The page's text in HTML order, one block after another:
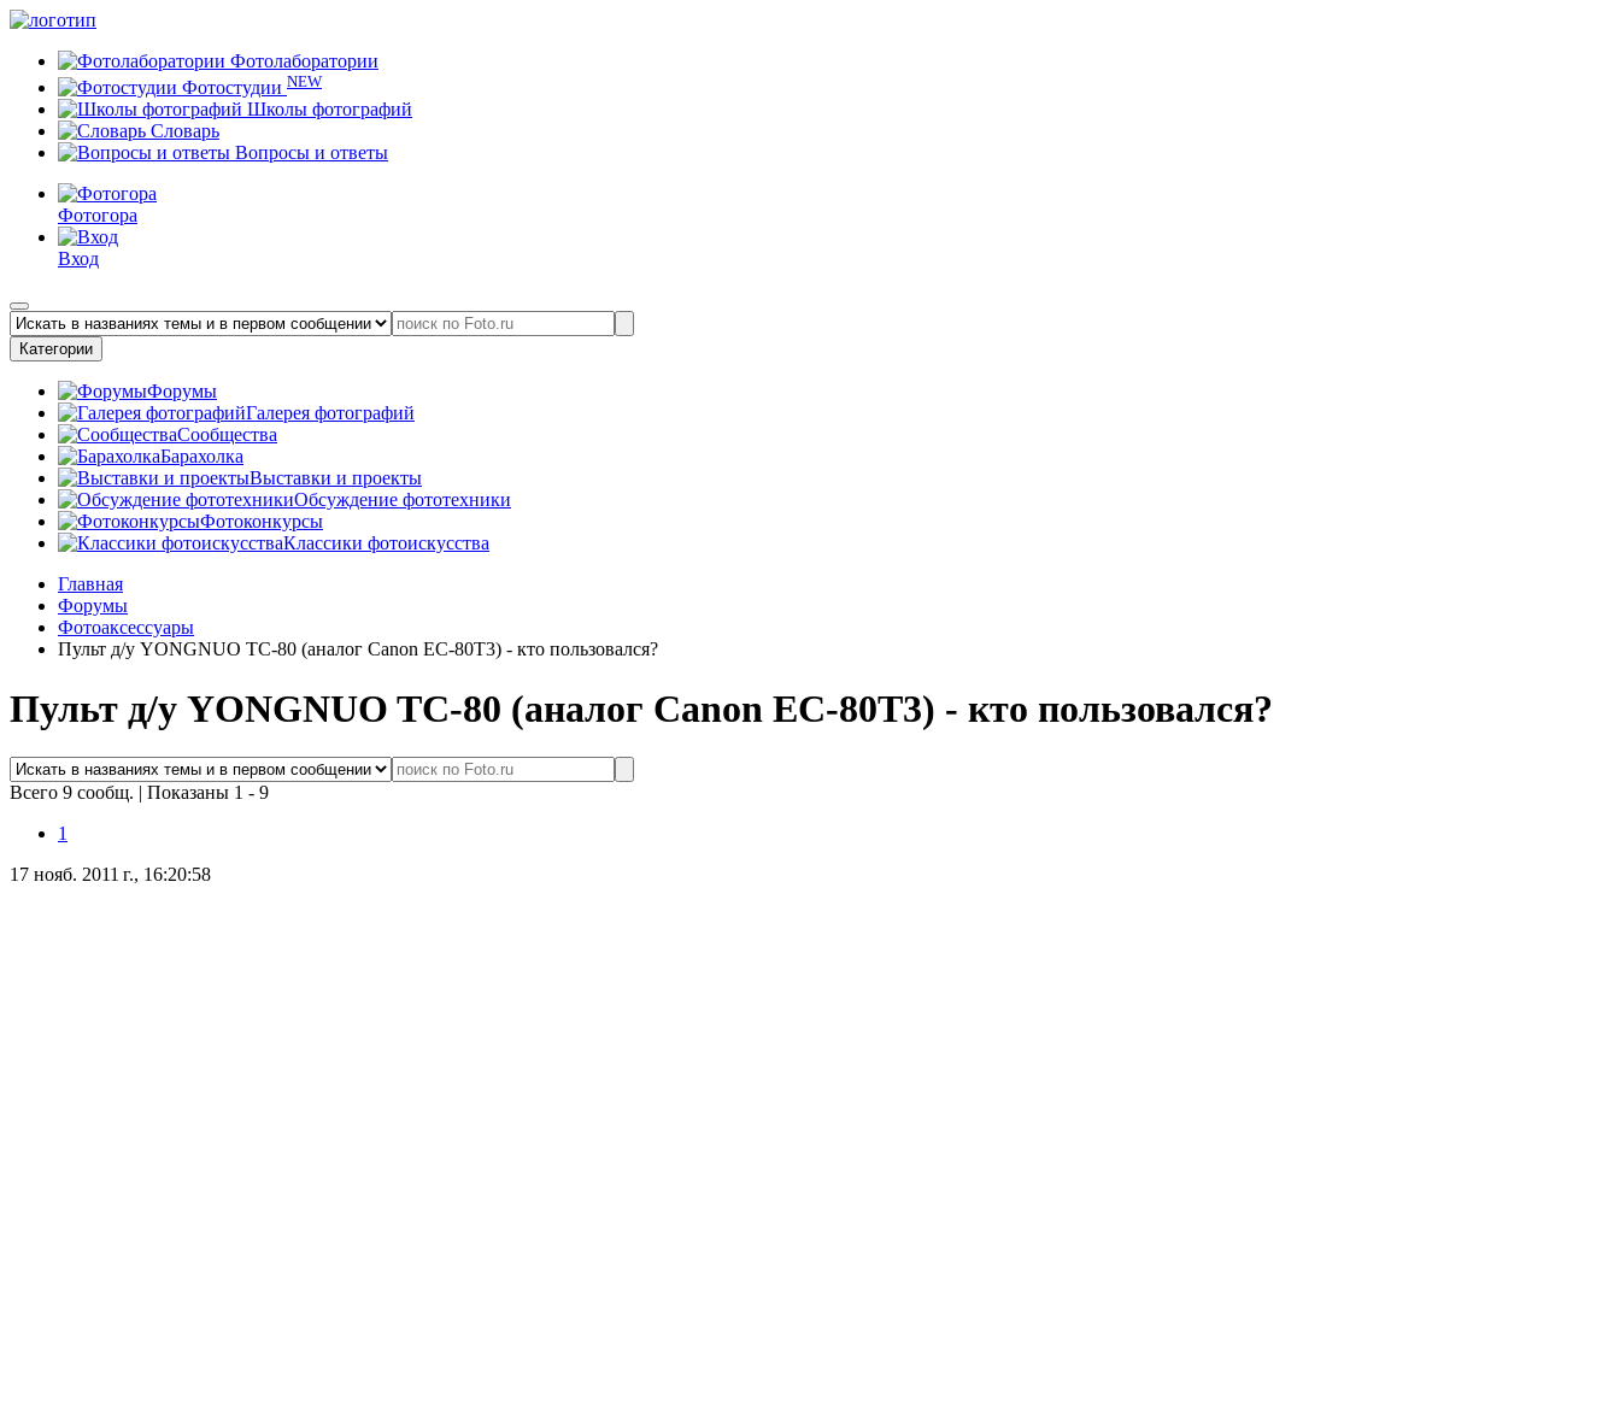
Фотолаборатории
Фотостудии NEW
Школы фотографий
Словарь
Вопросы и ответы
Фотогора
Вход
Категории
Форумы
Галерея фотографий
Сообщества
Барахолка
Выставки и проекты
Обсуждение фототехники
Фотоконкурсы
Классики фотоискусства
Главная
Форумы
Фотоаксессуары
Пульт д/у YONGNUO TC-80 (аналог Canon ЕС-80Т3) - кто пользовался?
Пульт д/у YONGNUO TC-80 (аналог Canon ЕС-80Т3) - кто пользовался?
Всего 9 сообщ. | Показаны 1 - 9
1
17 нояб. 2011 г., 16:20:58